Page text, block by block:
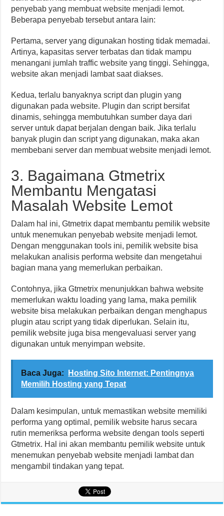
penyebab yang membuat website menjadi lemot.
Beberapa penyebab tersebut antara lain:
Pertama, server yang digunakan hosting tidak memadai.
Artinya, kapasitas server terbatas dan tidak mampu
menangani jumlah traffic website yang tinggi. Sehingga,
website akan menjadi lambat saat diakses.
Kedua, terlalu banyaknya script dan plugin yang
digunakan pada website. Plugin dan script bersifat
dinamis, sehingga membutuhkan sumber daya dari
server untuk dapat berjalan dengan baik. Jika terlalu
banyak plugin dan script yang digunakan, maka akan
membebani server dan membuat website menjadi lemot.
3. Bagaimana Gtmetrix
Membantu Mengatasi
Masalah Website Lemot
Dalam hal ini, Gtmetrix dapat membantu pemilik website
untuk menemukan penyebab website menjadi lemot.
Dengan menggunakan tools ini, pemilik website bisa
melakukan analisis performa website dan mengetahui
bagian mana yang memerlukan perbaikan.
Contohnya, jika Gtmetrix menunjukkan bahwa website
memerlukan waktu loading yang lama, maka pemilik
website bisa melakukan perbaikan dengan menghapus
plugin atau script yang tidak diperlukan. Selain itu,
pemilik website juga bisa mengevaluasi server yang
digunakan untuk menyimpan website.
Baca Juga:
Hosting Sito Internet: Pentingnya
Memilih Hosting yang Tepat
Dalam kesimpulan, untuk memastikan website memiliki
performa yang optimal, pemilik website harus secara
rutin memeriksa performa website dengan tools seperti
Gtmetrix. Hal ini akan membantu pemilik website untuk
menemukan penyebab website menjadi lambat dan
mengambil tindakan yang tepat.